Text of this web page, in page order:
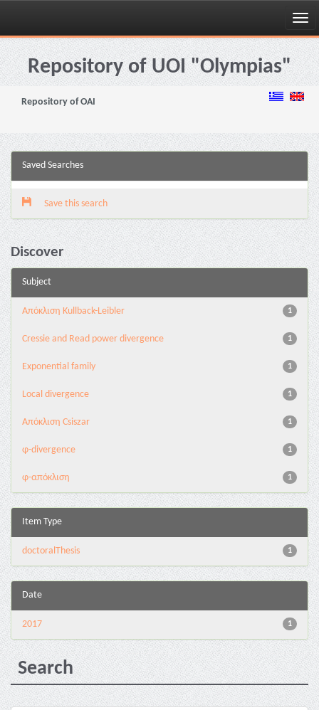
Skip
navigationRepository of UOI "Olympias"
Repository of OAI
Saved Searches
Save this search
Discover
Subject
1
Aπόκλιση Kullback-Leibler
1
Cressie and Read power divergence
1
Exponential family
1
Local divergence
1
Απόκλιση Csiszar
1
φ-divergence
1
φ-απόκλιση
Item Type
1
doctoralThesis
Date
1
2017
Search